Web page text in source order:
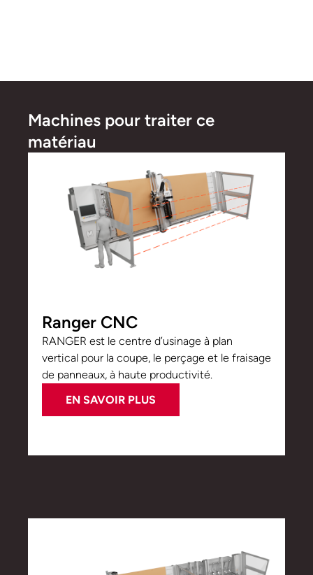
Machines pour traiter ce
matériau
Ranger CNC
RANGER est le centre d’usinage à plan
vertical pour la coupe, le perçage et le fraisage
de panneaux, à haute productivité.
EN SAVOIR PLUS